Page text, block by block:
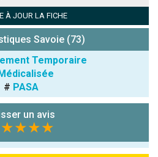
À JOUR LA FICHE
Savoie (73)
Temporaire
# PASA
un avis